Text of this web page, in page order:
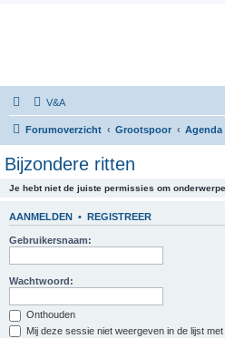
V&A
Forumoverzicht Grootspoor Agenda
Bijzondere ritten
Je hebt niet de juiste permissies om
AANMELDEN • REGISTREER
Gebruikersnaam:
Wachtwoord:
Onthouden
Mij deze sessie niet weergeven in de lijst